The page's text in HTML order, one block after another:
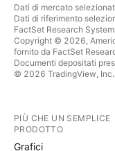
Dati di mercato
Dati di riferimento
FactSet Research
Copyright © 2026,
fornito da FactSet
Documenti depositati
© 2026 TradingView, Inc.
PIÙ CHE UN SEMPLICE
PRODOTTO
Grafici